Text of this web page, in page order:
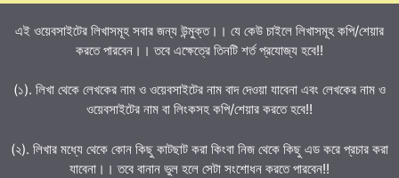
এই ওয়েবসাইটের লিখাসমূহ সবার জন্য উন্মুক্ত।। যে কেউ চাইলে লিখাসমূহ কপি/শেয়ার
করতে পারবেন।। তবে এক্ষেত্রে তিনটি শর্ত প্রযোজ্য হবে!!
(১). লিখা থেকে লেখকের নাম ও ওয়েবসাইটের নাম বাদ দেওয়া যাবেনা এবং লেখকের নাম ও
ওয়েবসাইটের নাম বা লিংকসহ কপি/শেয়ার করতে হবে!!
(২). লিখার মধ্যে থেকে কোন কিছু কাটছাট করা কিংবা নিজ থেকে কিছু এড করে প্রচার করা
যাবেনা।। তবে বানান ভুল হলে সেটা সংশোধন করতে পারবেন!!